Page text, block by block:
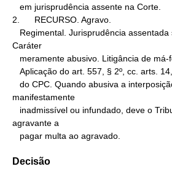
2.      RECURSO. Agravo.
Caráter
manifestamente
agravante a
   pagar multa ao agravado.
Decisão